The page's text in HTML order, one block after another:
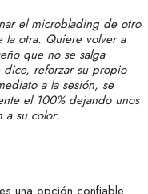
el microblading de otro
la otra. Quiere volver a
que no se salga
dice, reforzar su propio
a la sesión, se
el 100% dejando unos
a su color.